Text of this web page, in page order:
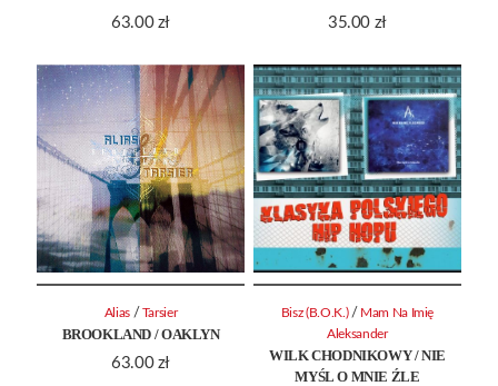
63.00 zł
35.00 zł
BROOKLAND / OAKLYN
63.00 zł
Alias / Tarsier
WILK CHODNIKOWY / NIE
MYŚL O MNIE ŹLE
Bisz (B.O.K.) / Mam Na Imię
Aleksander